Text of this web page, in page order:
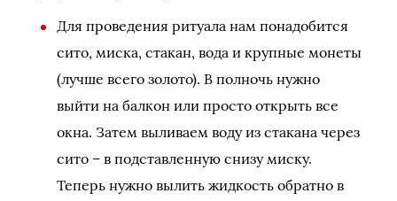
Для проведения ритуала нам понадобится
сито, миска, стакан, вода и крупные монеты
(лучше всего золото). В полночь нужно
выйти на балкон или просто открыть все
окна. Затем выливаем воду из стакана через
сито – в подставленную снизу миску.
Теперь нужно вылить жидкость обратно в